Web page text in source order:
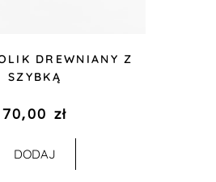
DREWNIANY Z
SZYBKĄ
70,00 zł
DODAJ